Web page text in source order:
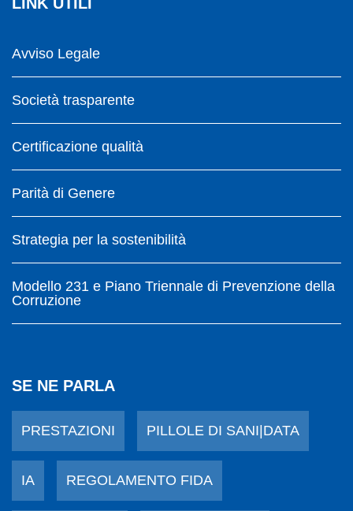
Avviso Legale
Società trasparente
Certificazione qualità
Parità di Genere
Strategia per la sostenibilità
Modello 231 e Piano Triennale di Prevenzione della
Corruzione
SE NE PARLA
PRESTAZIONI PILLOLE DI SANI|DATA
IA REGOLAMENTO FIDA